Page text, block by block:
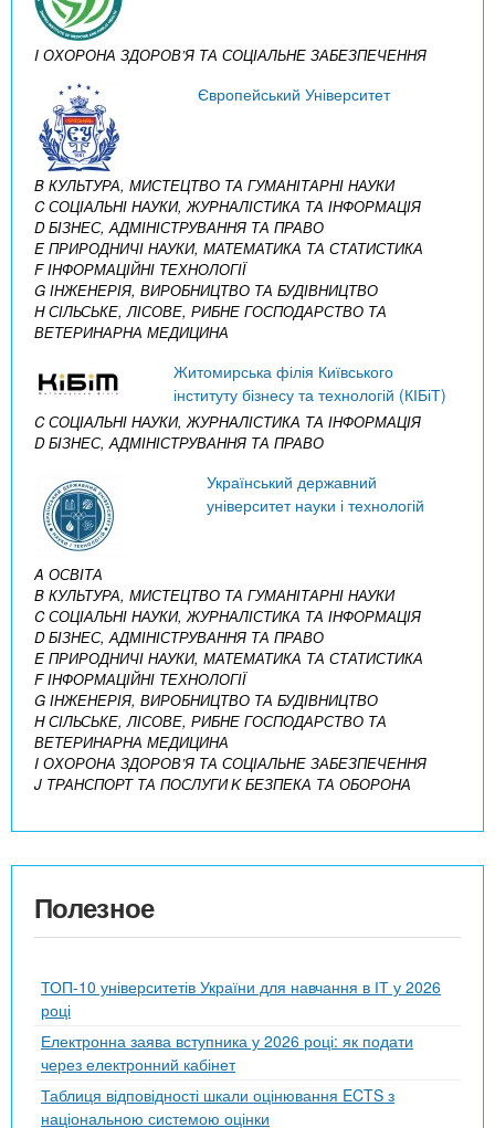
I ОХОРОНА ЗДОРОВ’Я ТА СОЦІАЛЬНЕ ЗАБЕЗПЕЧЕННЯ
Європейський Університет
B КУЛЬТУРА, МИСТЕЦТВО ТА ГУМАНІТАРНІ НАУКИ
C СОЦІАЛЬНІ НАУКИ, ЖУРНАЛІСТИКА ТА ІНФОРМАЦІЯ
D БІЗНЕС, АДМІНІСТРУВАННЯ ТА ПРАВО
E ПРИРОДНИЧІ НАУКИ, МАТЕМАТИКА ТА СТАТИСТИКА
F ІНФОРМАЦІЙНІ ТЕХНОЛОГІЇ
G ІНЖЕНЕРІЯ, ВИРОБНИЦТВО ТА БУДІВНИЦТВО
H СІЛЬСЬКЕ, ЛІСОВЕ, РИБНЕ ГОСПОДАРСТВО ТА
ВЕТЕРИНАРНА МЕДИЦИНА
Житомирська філія Київського
інституту бізнесу та технологій (КІБіТ)
C СОЦІАЛЬНІ НАУКИ, ЖУРНАЛІСТИКА ТА ІНФОРМАЦІЯ
D БІЗНЕС, АДМІНІСТРУВАННЯ ТА ПРАВО
Український державний
університет науки і технологій
A ОСВІТА
B КУЛЬТУРА, МИСТЕЦТВО ТА ГУМАНІТАРНІ НАУКИ
C СОЦІАЛЬНІ НАУКИ, ЖУРНАЛІСТИКА ТА ІНФОРМАЦІЯ
D БІЗНЕС, АДМІНІСТРУВАННЯ ТА ПРАВО
E ПРИРОДНИЧІ НАУКИ, МАТЕМАТИКА ТА СТАТИСТИКА
F ІНФОРМАЦІЙНІ ТЕХНОЛОГІЇ
G ІНЖЕНЕРІЯ, ВИРОБНИЦТВО ТА БУДІВНИЦТВО
H СІЛЬСЬКЕ, ЛІСОВЕ, РИБНЕ ГОСПОДАРСТВО ТА
ВЕТЕРИНАРНА МЕДИЦИНА
I ОХОРОНА ЗДОРОВ’Я ТА СОЦІАЛЬНЕ ЗАБЕЗПЕЧЕННЯ
J ТРАНСПОРТ ТА ПОСЛУГИK БЕЗПЕКА ТА ОБОРОНА
Полезное
ТОП-10 університетів України для навчання в ІТ у 2026
році
Електронна заява вступника у 2026 році: як подати
через електронний кабінет
Таблиця відповідності шкали оцінювання ECTS з
національною системою оцінки